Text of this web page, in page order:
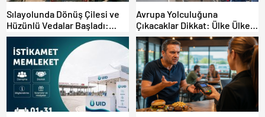
Sılayolunda Dönüş Çilesi ve
Hüzünlü Vedalar Başladı:
Kapıkule’de Yoğunluk Artıyor!
Avrupa Yolculuğuna
Çıkacaklar Dikkat: Ülke Ülke
Güncel Trafik Kuralları,
Avrupa Otoyol Hız Limitleri